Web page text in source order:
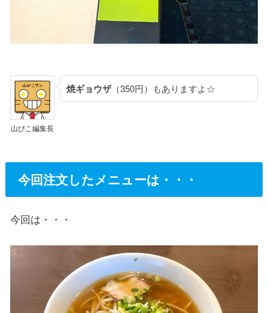
山びこ編集長
焼ギョウザ（350円）もありますよ☆
今回注文したメニューは・・・
今回は・・・